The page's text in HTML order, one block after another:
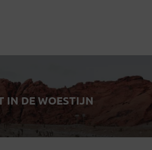
IN DE WOESTIJN